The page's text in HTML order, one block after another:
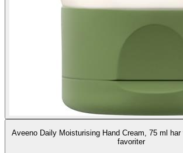
Aveeno Daily Moisturising Hand Cream, 75 ml
favoriter